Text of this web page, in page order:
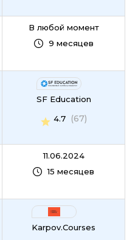
В любой момент
9 месяцев
SF Education
4.7
(67)
11.06.2024
15 месяцев
Karpov.Courses